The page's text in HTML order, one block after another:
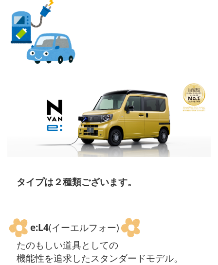
タイプは２種類ございます。
e:L4(イーエルフォー)
たのもしい道具としての
機能性を追求したスタンダードモデル。